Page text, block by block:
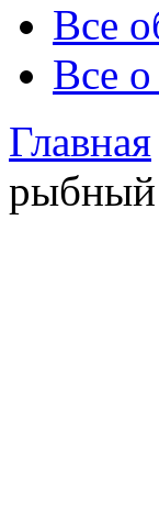
Все
Все о
Главная
рыбный